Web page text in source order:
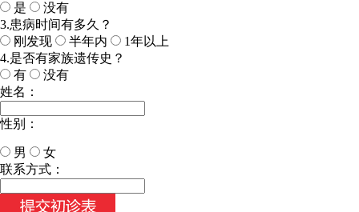
是
没有
3.患病时间有多久？
刚发现
半年内
1年以上
4.是否有家族遗传史？
有
没有
姓名：
性别：
男
女
今天日期：
联系方式：